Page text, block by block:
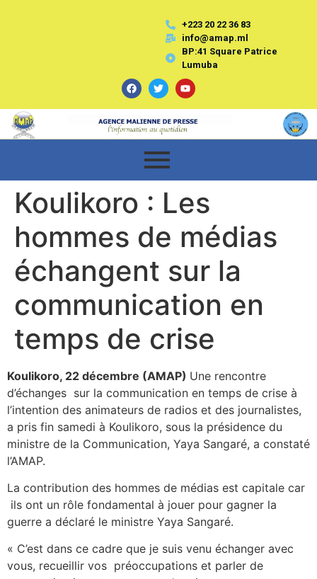
+223 20 22 36 83
info@amap.ml
BP:41 Square Patrice
Lumuba
Koulikoro : Les
hommes de médias
échangent sur la
communication en
temps de crise
Koulikoro, 22 décembre (AMAP) Une rencontre
d’échanges sur la communication en temps de crise à
l’intention des animateurs de radios et des journalistes,
a pris fin samedi à Koulikoro, sous la présidence du
ministre de la Communication, Yaya Sangaré, a constaté
l’AMAP.
La contribution des hommes de médias est capitale car
ils ont un rôle fondamental à jouer pour gagner la
guerre a déclaré le ministre Yaya Sangaré.
« C’est dans ce cadre que je suis venu échanger avec
vous, recueillir vos préoccupations et parler de